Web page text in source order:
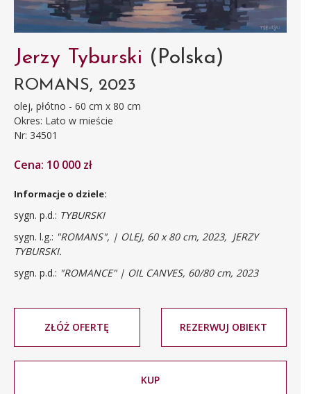
Jerzy Tyburski (Polska)
ROMANS, 2023
olej, płótno - 60 cm x 80 cm
Okres: Lato w mieście
Nr: 34501
Cena: 10 000 zł
Informacje o dziele:
sygn. p.d.: TYBURSKI
sygn. l.g.: "ROMANS", | OLEJ, 60 x 80 cm, 2023, JERZY
TYBURSKI.
sygn. p.d.: "ROMANCE" | OIL CANVES, 60/80 cm, 2023
ZŁÓŻ OFERTĘ REZERWUJ OBIEKT
KUP